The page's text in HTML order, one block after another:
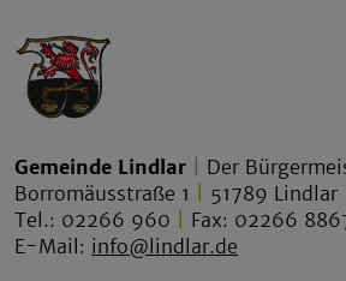
Gemeinde Lindlar
Der
Borromäusstraße 1
51789 Lindlar
Tel.: 02266 960
Fax: 02266
E-Mail: info@lindlar.de